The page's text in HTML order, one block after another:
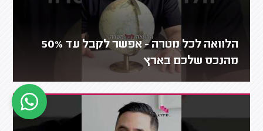
הלוואה לכל מטרה - אפשר לקבל עד 50%
מהנכס שלכם בארץ